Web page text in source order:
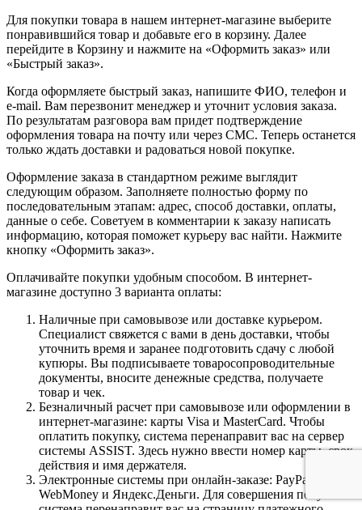
Для покупки товара в нашем интернет-магазине выберите
понравившийся товар и добавьте его в корзину. Далее
перейдите в Корзину и нажмите на «Оформить заказ» или
«Быстрый заказ».
Когда оформляете быстрый заказ, напишите ФИО, телефон и
e-mail. Вам перезвонит менеджер и уточнит условия заказа.
По результатам разговора вам придет подтверждение
оформления товара на почту или через СМС. Теперь останется
только ждать доставки и радоваться новой покупке.
Оформление заказа в стандартном режиме выглядит
следующим образом. Заполняете полностью форму по
последовательным этапам: адрес, способ доставки, оплаты,
данные о себе. Советуем в комментарии к заказу написать
информацию, которая поможет курьеру вас найти. Нажмите
кнопку «Оформить заказ».
Оплачивайте покупки удобным способом. В интернет-
магазине доступно 3 варианта оплаты:
Наличные при самовывозе или доставке курьером.
Специалист свяжется с вами в день доставки, чтобы
уточнить время и заранее подготовить сдачу с любой
купюры. Вы подписываете товаросопроводительные
документы, вносите денежные средства, получаете
товар и чек.
Безналичный расчет при самовывозе или оформлении в
интернет-магазине: карты Visa и MasterCard. Чтобы
оплатить покупку, система перенаправит вас на сервер
системы ASSIST. Здесь нужно ввести номер карты, срок
действия и имя держателя.
Электронные системы при онлайн-заказе: PayPal,
WebMoney и Яндекс.Деньги. Для совершения покупки